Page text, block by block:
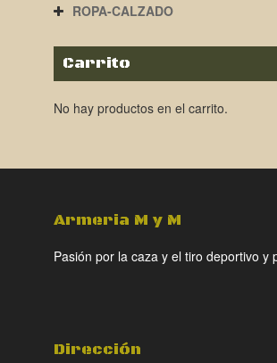
ROPA-CALZADO
Carrito
No hay productos en el carrito.
Armeria M y M
Pasión por la caza y el tiro deportivo y
Dirección